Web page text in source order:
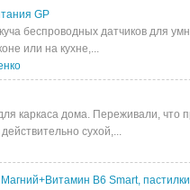
GP
беспроводных датчиков для
или на кухне,...
каркаса дома. Переживали, что
сухой,...
В6 Smart,